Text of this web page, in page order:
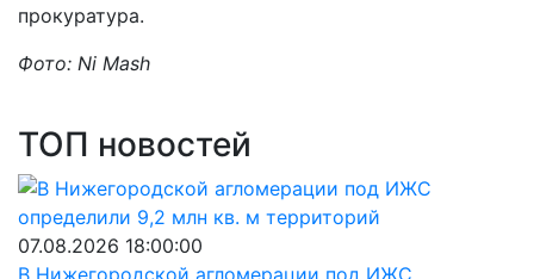
прокуратура.
Фото: Ni Mash
ТОП новостей
07.08.2026 18:00:00
В Нижегородской агломерации под ИЖС